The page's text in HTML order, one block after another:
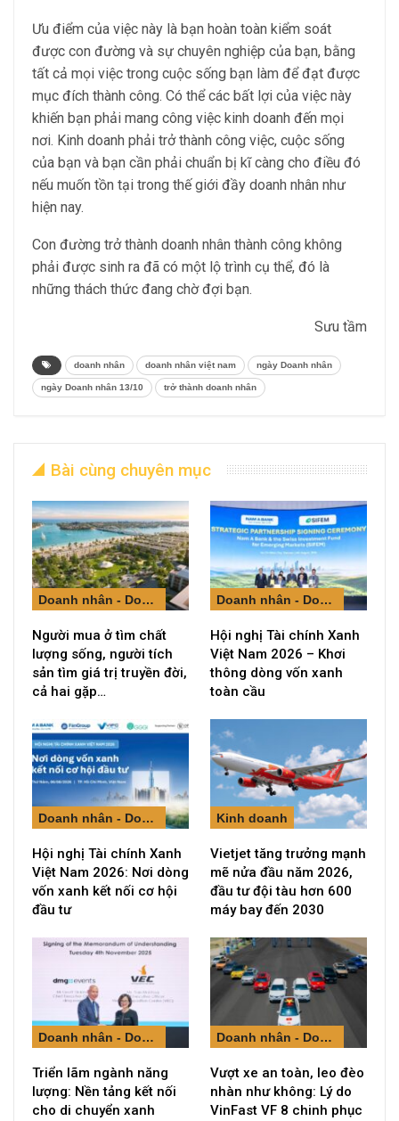
Ưu điểm của việc này là bạn hoàn toàn kiểm soát
được con đường và sự chuyên nghiệp của bạn, bằng
tất cả mọi việc trong cuộc sống bạn làm để đạt được
mục đích thành công. Có thể các bất lợi của việc này
khiến bạn phải mang công việc kinh doanh đến mọi
nơi. Kinh doanh phải trở thành công việc, cuộc sống
của bạn và bạn cần phải chuẩn bị kĩ càng cho điều đó
nếu muốn tồn tại trong thế giới đầy doanh nhân như
hiện nay.
Con đường trở thành doanh nhân thành công không
phải được sinh ra đã có một lộ trình cụ thể, đó là
những thách thức đang chờ đợi bạn.
Sưu tầm
doanh nhân doanh nhân việt nam ngày Doanh nhân
ngày Doanh nhân 13/10 trở thành doanh nhân
Bài cùng chuyên mục
Doanh nhân - Doanh nghiệp
Người mua ở tìm chất
lượng sống, người tích
sản tìm giá trị truyền đời,
cả hai gặp…
Doanh nhân - Doanh nghiệp
Hội nghị Tài chính Xanh
Việt Nam 2026 – Khơi
thông dòng vốn xanh
toàn cầu
Doanh nhân - Doanh nghiệp
Hội nghị Tài chính Xanh
Việt Nam 2026: Nơi dòng
vốn xanh kết nối cơ hội
đầu tư
Kinh doanh
Vietjet tăng trưởng mạnh
mẽ nửa đầu năm 2026,
đầu tư đội tàu hơn 600
máy bay đến 2030
Doanh nhân - Doanh nghiệp
Triển lãm ngành năng
lượng: Nền tảng kết nối
cho di chuyển xanh
Doanh nhân - Doanh nghiệp
Vượt xe an toàn, leo đèo
nhàn như không: Lý do
VinFast VF 8 chinh phục